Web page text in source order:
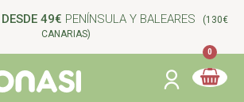
49€ PENÍNSULA Y BALEARES
(130€
CANARIAS)
0